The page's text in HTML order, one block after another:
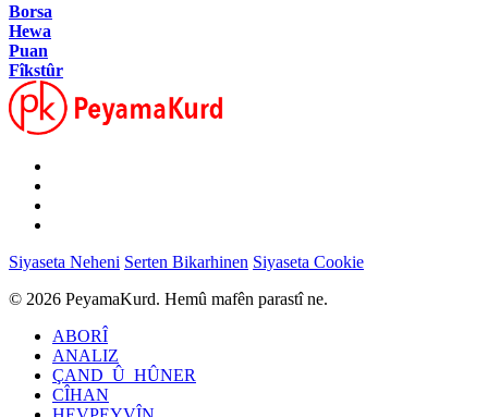
Borsa
Hewa
Puan
Fîkstûr
Siyaseta Neheni Serten Bikarhinen Siyaseta Cookie
© 2026 PeyamaKurd. Hemû mafên parastî ne.
ABORÎ
ANALIZ
ÇAND_Û_HÛNER
CÎHAN